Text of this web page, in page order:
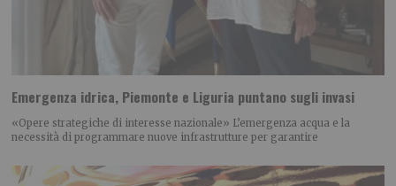
Emergenza idrica, Piemonte e Liguria puntano sugli invasi
«Opere strategiche di interesse nazionale» L’emergenza acqua e la
necessità di programmare nuove infrastrutture per garantire